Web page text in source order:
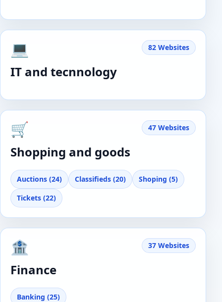
💻
IT and tecnnology
82 Websites
🛒
Shopping and goods
47 Websites
Auctions (24) Classifieds (20)
Shoping (5)
Tickets (22)
🏦
Finance
37 Websites
Banking (25)